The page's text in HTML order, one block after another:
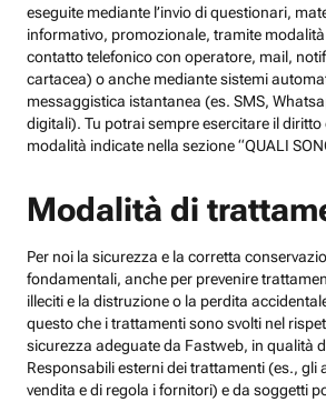
eseguite mediante l’invio di questionari,
informativo, promozionale, tramite
contatto telefonico con operatore, mail,
cartacea) o anche mediante sistemi
messaggistica istantanea (es. SMS,
digitali). Tu potrai sempre esercitare il
modalità indicate nella sezione “QUALI
Modalità di
Per noi la sicurezza e la corretta
fondamentali, anche per prevenire
illeciti e la distruzione o la perdita
questo che i trattamenti sono svolti nel
sicurezza adeguate da Fastweb, in qualità
Responsabili esterni dei trattamenti (es., gli
vendita e di regola i fornitori) e da soggetti